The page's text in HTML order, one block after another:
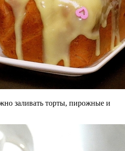
заливать торты, пирожные и